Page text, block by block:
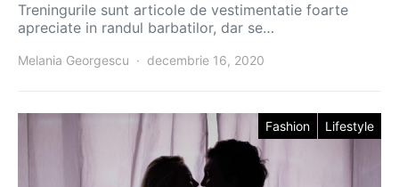
Treningurile sunt articole de vestimentatie foarte
apreciate in randul barbatilor, dar se…
Melania Georgescu decembrie 16, 2020
Fashion Lifestyle